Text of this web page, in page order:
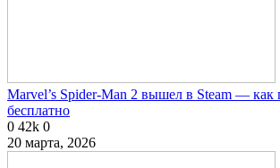
Marvel’s Spider-Man 2 вышел в Steam — как
бесплатно
0 42k 0
20 марта, 2026